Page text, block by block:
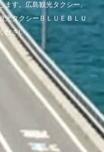
ます。広島観光タクシー、
光タクシーＢＬＵＥＢＬＵ
ださい。